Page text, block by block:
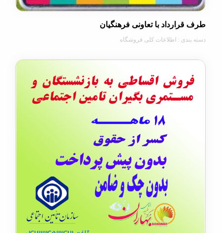
با تعاونی فرهنگیان
: اطلاعات کلی فروشگاه